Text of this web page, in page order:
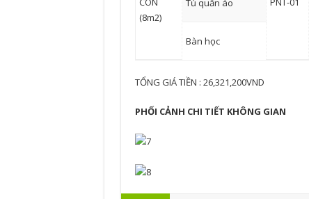
(8m2)
Tủ quần áo
Bàn học
TỔNG GIÁ TIỀN : 26,321,200VND
PHỐI CẢNH CHI TIẾT KHÔNG GIAN